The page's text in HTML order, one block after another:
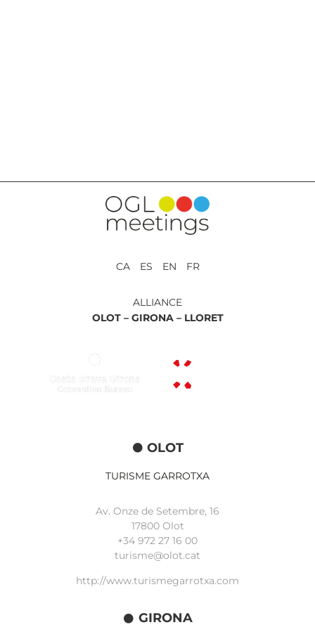
CA ES EN FR
ALLIANCE
OLOT – GIRONA – LLORET
OLOT
TURISME GARROTXA
Av. Onze de Setembre, 16
17800 Olot
+34 972 27 16 00
turisme@olot.cat
http://www.turismegarrotxa.com
GIRONA